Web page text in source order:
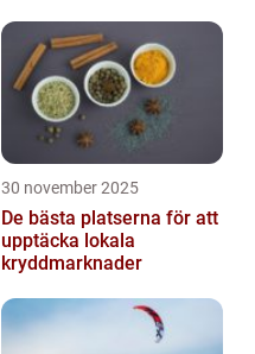
30 november 2025
De bästa platserna för att
upptäcka lokala
kryddmarknader